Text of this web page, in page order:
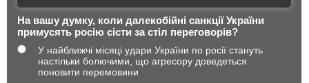
На вашу думку, коли далекобійні санкції України
примусять росію сісти за стіл переговорів?
У найближчі місяці удари України по росії стануть
настільки болючими, що агресору доведеться
поновити перемовини